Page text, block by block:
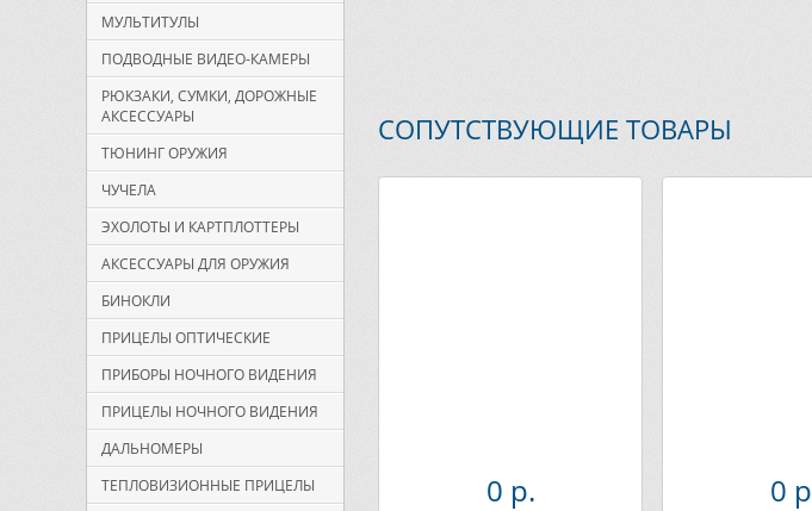
МУЛЬТИТУЛЫ
ПОДВОДНЫЕ ВИДЕО-КАМЕРЫ
РЮКЗАКИ, СУМКИ, ДОРОЖНЫЕ
АКСЕССУАРЫ
ТЮНИНГ ОРУЖИЯ
ЧУЧЕЛА
ЭХОЛОТЫ И КАРТПЛОТТЕРЫ
АКСЕССУАРЫ ДЛЯ ОРУЖИЯ
БИНОКЛИ
ПРИЦЕЛЫ ОПТИЧЕСКИЕ
ПРИБОРЫ НОЧНОГО ВИДЕНИЯ
ПРИЦЕЛЫ НОЧНОГО ВИДЕНИЯ
ДАЛЬНОМЕРЫ
ТЕПЛОВИЗИОННЫЕ ПРИЦЕЛЫ
СОПУТСТВУЮЩИЕ ТОВАРЫ
0 р. 0